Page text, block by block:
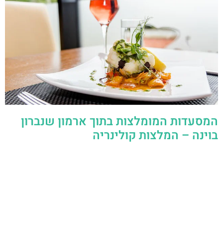
המסעדות המומלצות בתוך ארמון שנברון
בוינה – המלצות קולינריה